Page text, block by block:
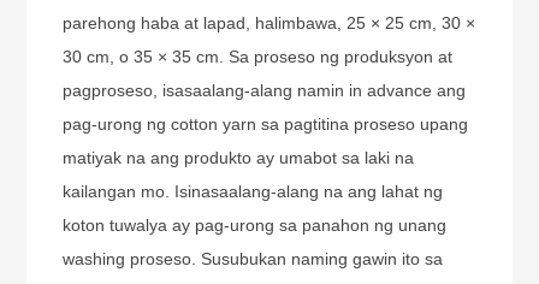
parehong haba at lapad, halimbawa, 25 × 25 cm, 30 ×
30 cm, o 35 × 35 cm. Sa proseso ng produksyon at
pagproseso, isasaalang-alang namin in advance ang
pag-urong ng cotton yarn sa pagtitina proseso upang
matiyak na ang produkto ay umabot sa laki na
kailangan mo. Isinasaalang-alang na ang lahat ng
koton tuwalya ay pag-urong sa panahon ng unang
washing proseso. Susubukan naming gawin ito sa